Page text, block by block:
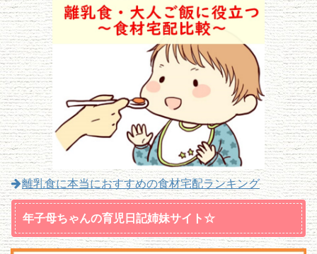
離乳食に本当におすすめの食材宅配ランキング
年子母ちゃんの育児日記姉妹サイト☆